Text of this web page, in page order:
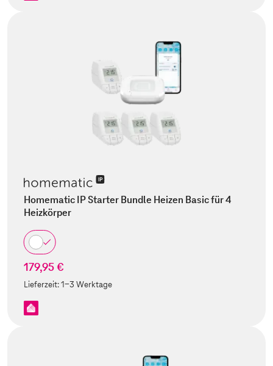
Homematic IP Starter Bundle Heizen Basic für 4
Heizkörper
179,95 €
Lieferzeit:1-3 Werktage